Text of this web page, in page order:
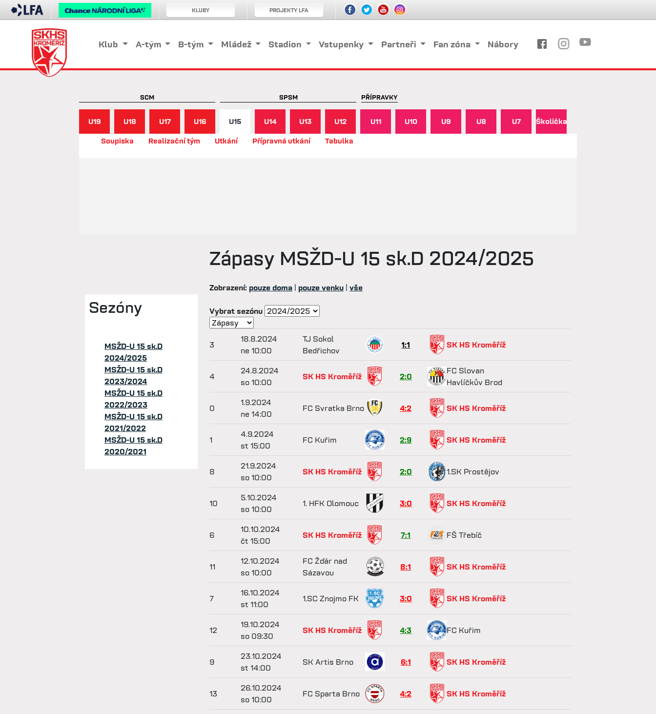
Klub A-tým B-tým Mládež Stadion Vstupenky Partneři Fan zóna Nábory
SCM SPSM PŘÍPRAVKY
U19 U18 U17 U16 U15 U14 U13 U12 U11 U10 U9 U8 U7 Školička
Soupiska Realizační tým Utkání Přípravná utkání Tabulka
Sezóny
MSŽD-U 15 sk.D
2024/2025
MSŽD-U 15 sk.D
2023/2024
MSŽD-U 15 sk.D
2022/2023
MSŽD-U 15 sk.D
2021/2022
MSŽD-U 15 sk.D
2020/2021
Zápasy MSŽD-U 15 sk.D 2024/2025
Zobrazení: pouze doma pouze venku vše
Vybrat sezónu
3
18.8.2024
ne 10:00
TJ Sokol
Bedřichov
1:1 SK HS Kroměříž
4
24.8.2024
so 10:00
SK HS Kroměříž 2:0
FC Slovan
Havlíčkův Brod
0
1.9.2024
ne 14:00
FC Svratka Brno 4:2 SK HS Kroměříž
1
4.9.2024
st 15:00
FC Kuřim 2:9 SK HS Kroměříž
8
21.9.2024
so 10:00
SK HS Kroměříž 2:0 1.SK Prostějov
10
5.10.2024
so 10:00
1. HFK Olomouc 3:0 SK HS Kroměříž
6
10.10.2024
čt 15:00
SK HS Kroměříž 7:1 FŠ Třebíč
11
12.10.2024
so 10:00
FC Žďár nad
Sázavou
8:1 SK HS Kroměříž
7
16.10.2024
st 11:00
1.SC Znojmo FK 3:0 SK HS Kroměříž
12
19.10.2024
so 09:30
SK HS Kroměříž 4:3 FC Kuřim
9
23.10.2024
st 14:00
SK Artis Brno 6:1 SK HS Kroměříž
13
26.10.2024
so 10:00
FC Sparta Brno 4:2 SK HS Kroměříž
KLUBY PROJEKTY LFA